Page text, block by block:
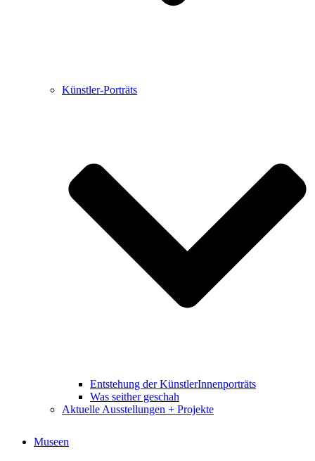
Künstler-Porträts
Entstehung der KünstlerInnenporträts
Was seither geschah
Aktuelle Ausstellungen + Projekte
Museen